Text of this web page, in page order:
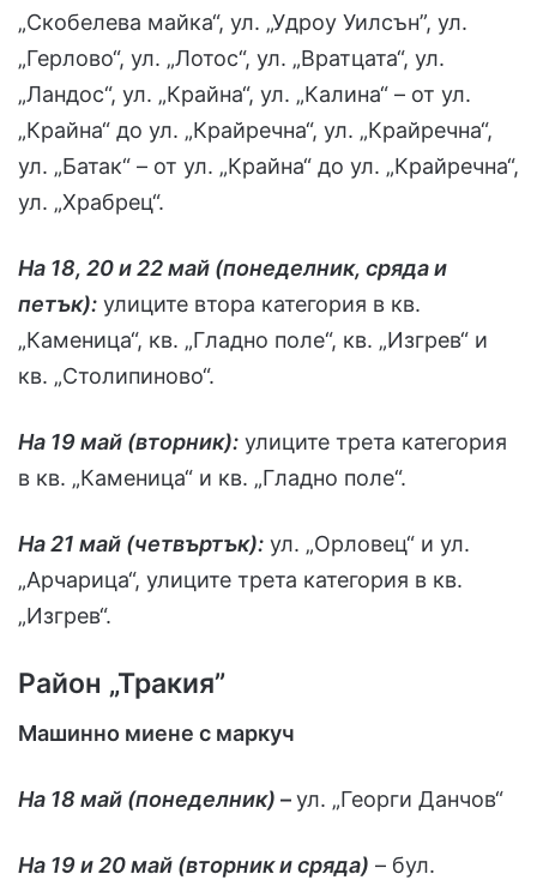
„Скобелева майка“, ул. „Удроу Уилсън”, ул.
„Герлово“, ул. „Лотос“, ул. „Вратцата“, ул.
„Ландос“, ул. „Крайна“, ул. „Калина“ – от ул.
„Крайна“ до ул. „Крайречна“, ул. „Крайречна“,
ул. „Батак“ – от ул. „Крайна“ до ул. „Крайречна“,
ул. „Храбрец“.
На 18, 20 и 22 май (понеделник, сряда и
петък): улиците втора категория в кв.
„Каменица“, кв. „Гладно поле“, кв. „Изгрев“ и
кв. „Столипиново“.
На 19 май (вторник): улиците трета категория
в кв. „Каменица“ и кв. „Гладно поле“.
На 21 май (четвъртък): ул. „Орловец“ и ул.
„Арчарица“, улиците трета категория в кв.
„Изгрев“.
Район „Тракия”
Машинно миене с маркуч
На 18 май (понеделник) –ул. „Георги Данчов“
На 19 и 20 май (вторник и сряда) – бул.